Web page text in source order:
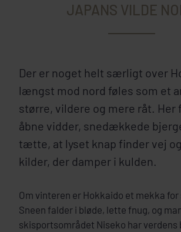
JAPANS VILDE
Der er noget helt særligt over
længst mod nord føles som et
større, vildere og mere råt. Her
åbne vidder, snedækkede
tætte, at lyset knap finder vej
kilder, der damper i kulden.
Om vinteren er Hokkaido et mekka
Sneen falder i bløde, lette fnug, og
skisportsområdet Niseko har verdens